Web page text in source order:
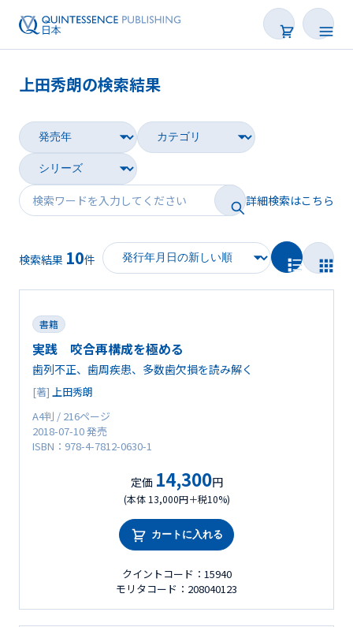
雑誌
映像
電子BOOK
著者一覧
上田秀朗の検索結果
詳細検索はこちら
検索結果 10件
書籍
実践 咬合再構成を極める
歯列不正、歯周疾患、多数歯欠損を読み解く
[著] 上田秀朗
A4判 / 216ページ
2018-07-10 発売
ISBN：978-4-7812-0630-1
定価 14,300円
(本体 13,000円＋税10%)
カートに入れる
クイントコード：15940
モリタコード：208040123